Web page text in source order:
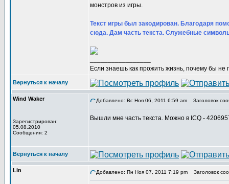
монстров из игры.
Текст игры был закодирован. Благодаря
сюда. Дам часть текста. Служебные
Если знаешь как прожить жизнь, почему бы не
Вернуться к началу
Wind Waker
Зарегистрирован:
05.08.2010
Сообщения: 2
Добавлено: Вс Ноя 06, 2011 6:59 am Заголовок
Вышли мне часть текста. Можно в ICQ -
Вернуться к началу
Lin Добавлено: Пн Ноя 07, 2011 7:19 pm Заголовок